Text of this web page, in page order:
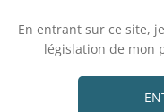
En entrant sur ce site,
législation de mon
Pro
9,90€